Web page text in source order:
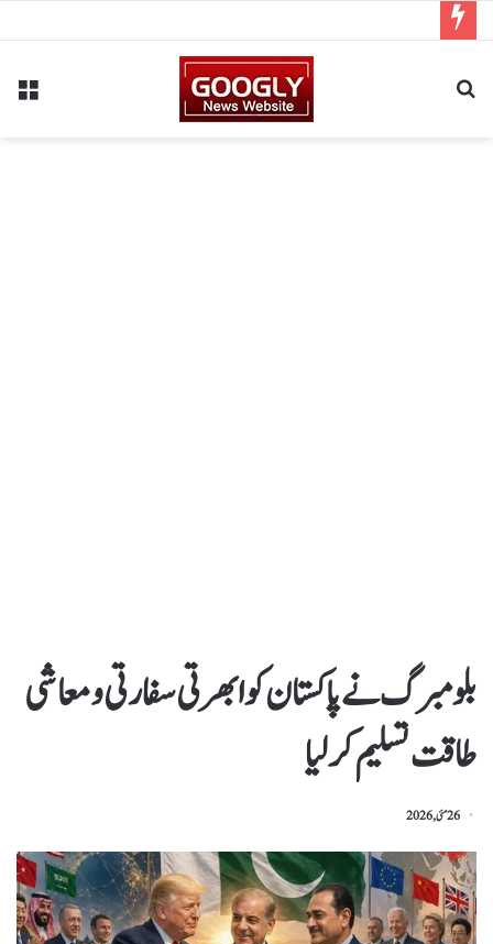
بلومبرگ نےپاکستان کو ابھرتی سفارتی ومعاشی
طاقت تسلیم کرلیا
26 مئی, 2026